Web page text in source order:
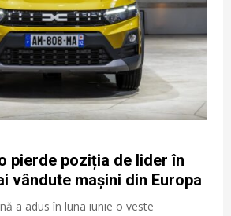
pierde poziția de lider în
vândute mașini din Europa
a adus în luna iunie o veste